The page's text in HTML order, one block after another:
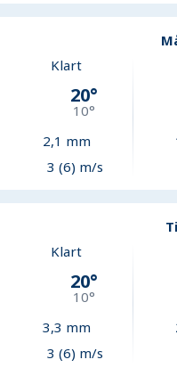
Klart
20°
10°
2,1 mm
3 (6) m/s
Klart
20°
10°
3,3 mm
3 (6) m/s